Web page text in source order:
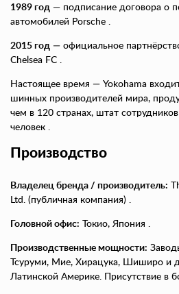
1989 год — подписание договора о
автомобилей Porsche .
2015 год — официальное
Chelsea FC .
Настоящее время — Yokohama
шинных производителей мира,
чем в 120 странах, штат
человек .
Производство
Владелец бренда / производитель:
Ltd. (публичная компания) .
Головной офис: Токио, Япония .
Производственные мощности:
Тсуруми, Мие, Хирацука, Шиширо и
Латинской Америке. Присутствие в